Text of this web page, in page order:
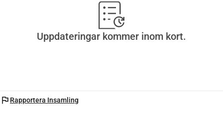
Uppdateringar kommer inom kort.
flag Rapportera Insamling